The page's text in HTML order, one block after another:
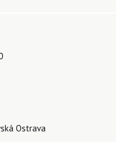
Ostrava